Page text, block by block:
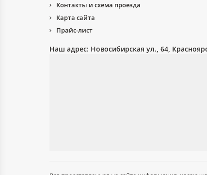
Контакты и схема проезда
Карта сайта
Прайс-лист
Наш адрес: Новосибирская ул., 64,